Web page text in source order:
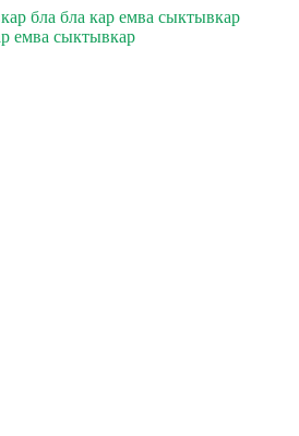
бла бла кар емва сыктывкар
емва сыктывкар